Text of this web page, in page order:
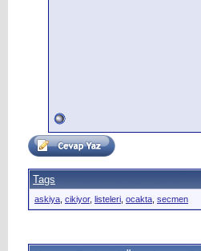
Tags
askiya cikiyor, listeleri ocakta secmen